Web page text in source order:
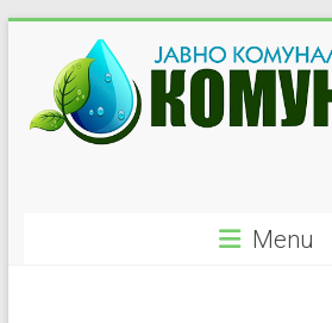
content
"Komunalac"Menu